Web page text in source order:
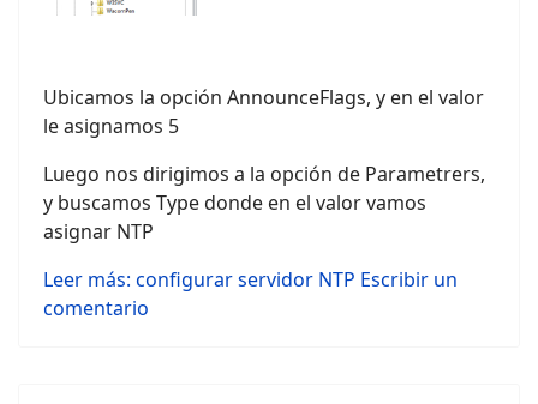
Ubicamos la opción AnnounceFlags, y en el valor
le asignamos 5
Luego nos dirigimos a la opción de Parametrers,
y buscamos Type donde en el valor vamos
asignar NTP
Leer más: configurar servidor NTP Escribir un
comentario